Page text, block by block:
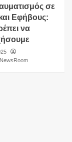
σε
Εφήβους:
να